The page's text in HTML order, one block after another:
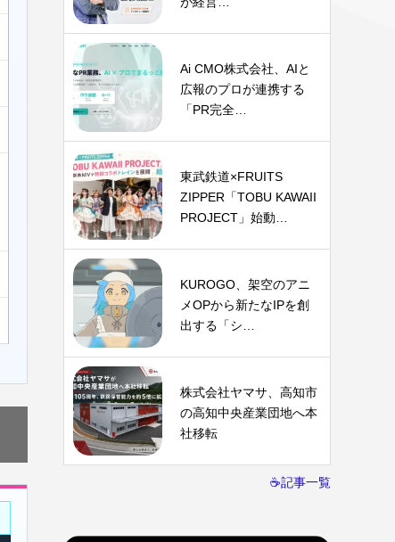
Ai CMO株式会社、AIと
広報のプロが連携する
「PR完全…
東武鉄道×FRUITS
ZIPPER「TOBU KAWAII
PROJECT」始動…
KUROGO、架空のアニ
メOPから新たなIPを創
出する「シ…
株式会社ヤマサ、高知市
の高知中央産業団地へ本
社移転
☕記事一覧